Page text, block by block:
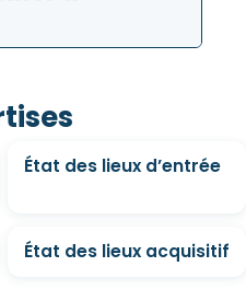
État des lieux d’entrée
État des lieux acquisitif